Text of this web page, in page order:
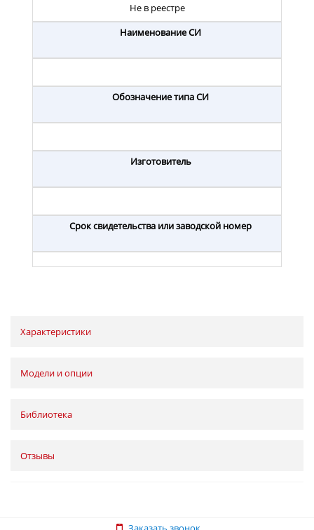
Не в реестре
Наименование СИ
Обозначение типа СИ
Изготовитель
Срок свидетельства или заводской номер
Характеристики
Модели и опции
Библиотека
Отзывы